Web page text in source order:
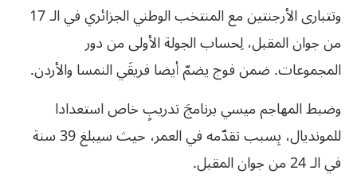
وتتبارى الأرجنتين مع المنتخب الوطني الجزائري في الـ 17
من جوان المقبل، لِحساب الجولة الأولى من دور
المجموعات. ضمن فوج يضمّ أيضا فريقَي النمسا والأردن.
وضبط المهاجم ميسي برنامجَ تدريبٍ خاص استعدادا
للمونديال، بِسبب تقدّمه في العمر، حيث سيبلغ 39 سنة
في الـ 24 من جوان المقبل.